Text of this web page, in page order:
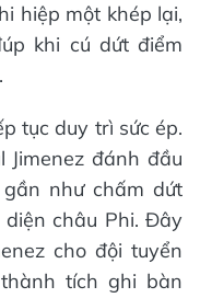
hiệp một khép lại,
khi cú dứt điểm
tục duy trì sức ép.
Jimenez đánh đầu
như chấm dứt
châu Phi. Đây
cho đội tuyển
tích ghi bàn